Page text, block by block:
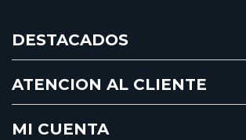
DESTACADOS
ATENCION AL CLIENTE
MI CUENTA